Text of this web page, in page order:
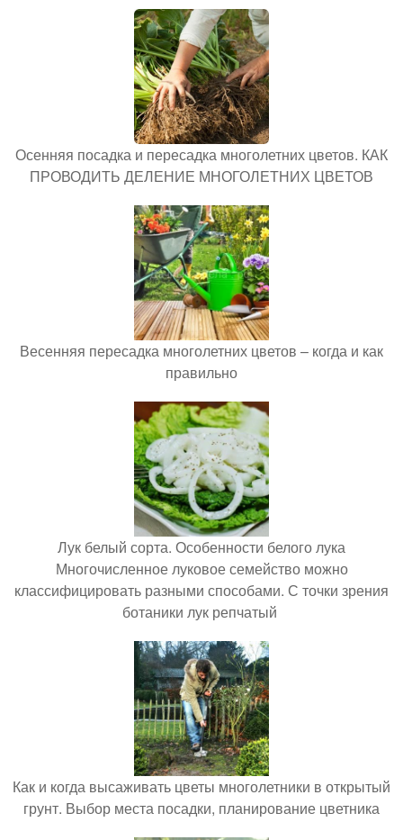
Осенняя посадка и пересадка многолетних цветов. КАК
ПРОВОДИТЬ ДЕЛЕНИЕ МНОГОЛЕТНИХ ЦВЕТОВ
Весенняя пересадка многолетних цветов – когда и как
правильно
Лук белый сорта. Особенности белого лука
Многочисленное луковое семейство можно
классифицировать разными способами. С точки зрения
ботаники лук репчатый
Как и когда высаживать цветы многолетники в открытый
грунт. Выбор места посадки, планирование цветника